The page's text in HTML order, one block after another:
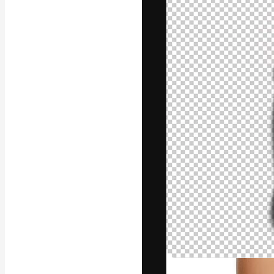
La plateforme
vos meilleurs
d’abonnés :
studios.
Français